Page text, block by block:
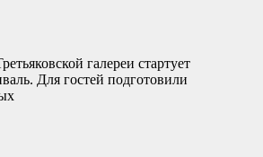
галереи стартует
Для гостей подготовили